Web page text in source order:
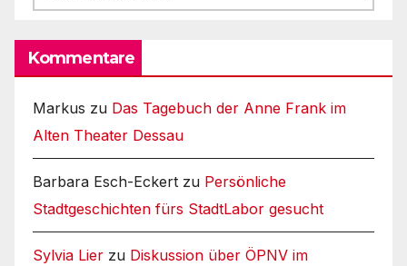
Kommentare
Markus zu Das Tagebuch der Anne Frank im
Alten Theater Dessau
Barbara Esch-Eckert zu Persönliche
Stadtgeschichten fürs StadtLabor gesucht
Sylvia Lier zu Diskussion über ÖPNV im